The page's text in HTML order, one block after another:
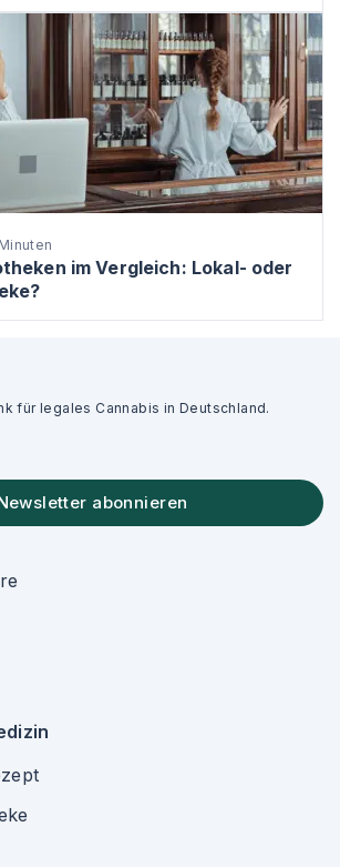
im Vergleich: Lokal- oder
für legales Cannabis in Deutschland.
abonnieren